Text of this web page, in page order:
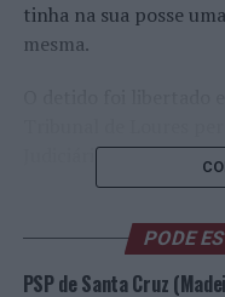
tinha na sua posse
mesma.
Judiciária.
TÓPICOS RELACIONADOS:
LOURES
PSP
PODE
PSP de Santa Cruz